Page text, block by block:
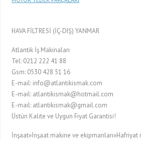
HAVA FİLTRESİ (İÇ-DIŞ) YANMAR
Atlantik İş Makinaları
Tel: 0212 222 41 88
Gsm: 0530 428 51 16
E-mail: info@atlantikismak.com
E-mail: atlantikismak@hotmail.com
E-mail: atlantikismak@gmail.com
Üstün Kalite ve Uygun Fiyat Garantisi!
İnşaat»İnşaat makine ve ekipmanları»Hafriyat